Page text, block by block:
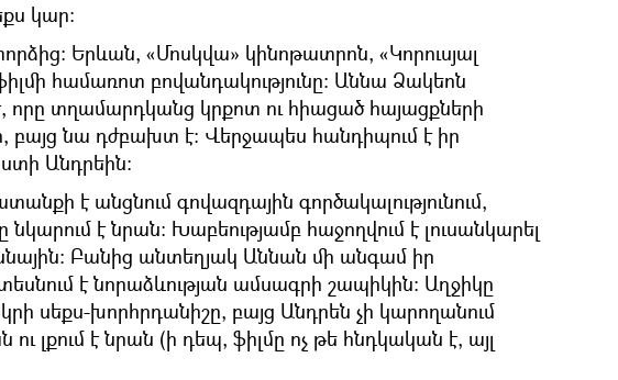
կար։
Երևան, «Մոսկվա» կինոթատրոն, «Կորուսյալ
համառոտ բովանդակությունը։ Աննա Ձակեոն
որը տղամարդկանց կրքոտ ու հիացած հայացքների
բայց նա դժբախտ է։ Վերջապես հանդիպում է իր
Անդրեին։
է անցնում գովազդային գործակալությունում,
նկարում է նրան։ Խաբեությամբ հաջողվում է լուսանկարել
Բանից անտեղյակ Աննան մի անգամ իր
է նորաձևության ամսագրի շապիկին։ Աղջիկը
սեքս-խորհրդանիշը, բայց Անդրեն չի կարողանում
ու լքում է նրան (ի դեպ, ֆիլմը ոչ թե հնդկական է, այլ